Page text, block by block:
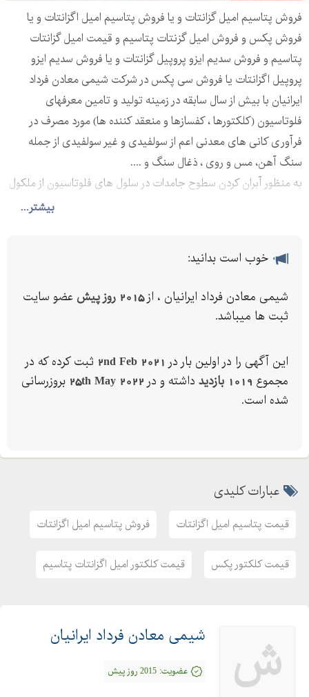
بیشتر...
فروش پتاسیم امیل گزانتات و یا فروش پتاسیم امیل اگزانتات و یا
فروش پکس و فروش امیل گزنتات پتاسیم و قیمت امیل گزانتات
پتاسیم و فروش سدیم ایزو پروپیل گزانتات و یا فروش سدیم ایزو
پروپیل اگزانتات یا فروش سی پکس در شرکت شیمی معادن فرداد
ایرانیان با بیش از سال سابقه در زمینه تولید و تامین معرفهای
فلوتاسیون (کلکتورها ، کفسازها و منعقد کننده ها) مورد مصرف در
فرآوری کانی های معدنی اعم از سولفیدی و غیر سولفیدی از جمله
سنگ آهن، مس و روی ، ذغال سنگ و ....
به منظور آبران کردن سطوح جامدات در سلول های فلوتاسیون از ملکول
های هتروژنی استفاده می گردد که به آن کلکتور می گویند. کلکتورها با
گردد. پرکاربرد ترین کلکتور در صنایع معدنی گزنتات ها هستند. این
گزنتات در فلوتاسیون اغلب کانی های سولفیدی از قبیل کالکو پیریت،
گالن، اسفالریت و همچنین سولفور زدایی از کنسانتره آهن موثر عمل
به دلیل برخی مسائل زیست محیطی امکان تولید این مواد در داخل
وجود ندارد تمام شرکت های تامین کننده آن را وارد می کنند. شرکت
قیمت پتاسیم امیل گزنتات و قیمت سدیم ایزو پروپیل گزنتات و
قیمت پتاسیم امیل گزانتات و یا قیمت پکس و قیمت امیل گزانتات
پتاسیم و قیمت سدیم ایزو پروپیل گزانتات و یا قیمت سی پکس و یا
اگزانتات با واحد بازرگانی شرکت شیمی معادن فرداد ایرانیان تماس
حاصل فرمایید.
خوب است بدانید:
شیمی معادن فرداد ایرانیان ، از2015 روز پیش
عضو سایت
ثبت ها میباشد.
این آگهی را در اولین بار در 2nd Feb 2021 ثبت کرده که در
مجموع 1019 بازدید داشته و در 25th May 2022 بروزرسانی
شده است.
عبارات کلیدی
قیمت پتاسیم امیل اگزانتات فروش پتاسیم امیل اگزانتات
قیمت کلکتور پکس قیمت کلکتور امیل اگزانتات پتاسیم
ش شیمی معادن فرداد ایرانیان
عضویت: 2015 روز پیش